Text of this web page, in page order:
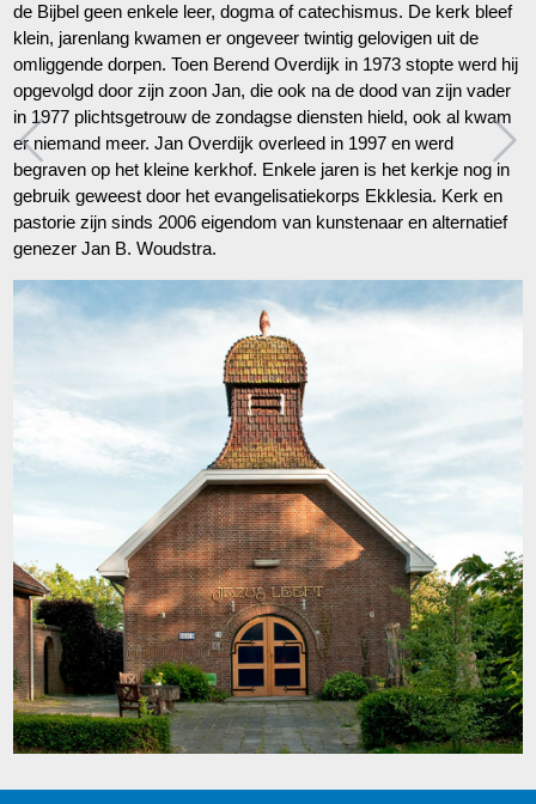
de Bijbel geen enkele leer, dogma of catechismus. De kerk bleef
klein, jarenlang kwamen er ongeveer twintig gelovigen uit de
omliggende dorpen. Toen Berend Overdijk in 1973 stopte werd hij
opgevolgd door zijn zoon Jan, die ook na de dood van zijn vader
in 1977 plichtsgetrouw de zondagse diensten hield, ook al kwam
er niemand meer. Jan Overdijk overleed in 1997 en werd
begraven op het kleine kerkhof. Enkele jaren is het kerkje nog in
gebruik geweest door het evangelisatiekorps Ekklesia. Kerk en
pastorie zijn sinds 2006 eigendom van kunstenaar en alternatief
genezer Jan B. Woudstra.